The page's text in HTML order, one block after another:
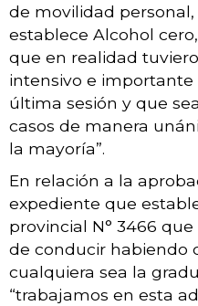
de movilidad
establece Alcohol
que en realidad
intensivo e importante
última sesión y que
casos de manera
la mayoría”.
En relación a la
expediente que
provincial N° 3466
de conducir habiendo
cualquiera sea la
“trabajamos en esta